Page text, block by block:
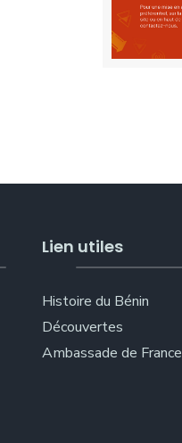
Lien utiles
Histoire du Bénin
Découvertes
Ambassade de France